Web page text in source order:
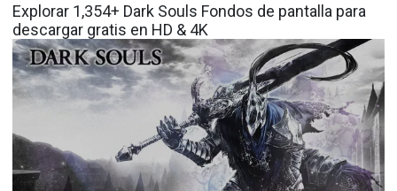
Explorar 1,354+ Dark Souls Fondos de pantalla para
descargar gratis en HD & 4K